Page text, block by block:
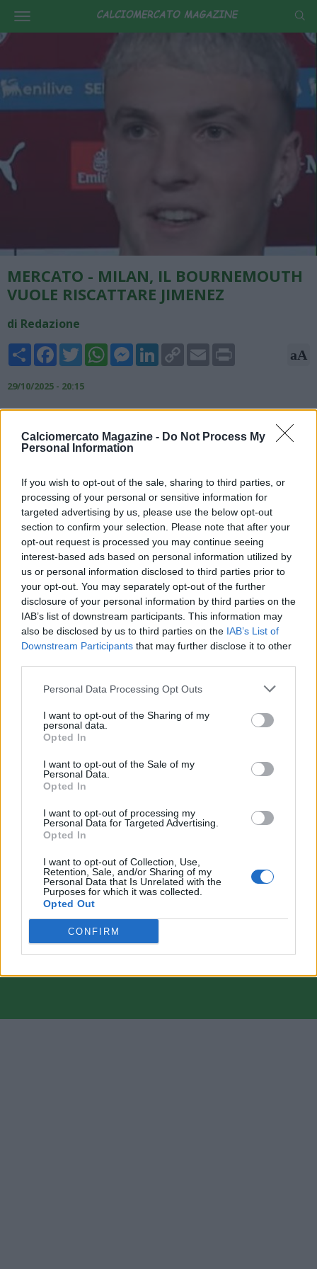
Calciomercato Magazine - Do Not Process My
Personal Information
If you wish to opt-out of the sale, sharing to third parties, or
processing of your personal or sensitive information for
targeted advertising by us, please use the below opt-out
section to confirm your selection. Please note that after your
opt-out request is processed you may continue seeing
interest-based ads based on personal information utilized by
us or personal information disclosed to third parties prior to
your opt-out. You may separately opt-out of the further
disclosure of your personal information by third parties on the
IAB’s list of downstream participants. This information may
also be disclosed by us to third parties on the IAB’s List of
Downstream Participants that may further disclose it to other
Personal Data Processing Opt Outs
I want to opt-out of the Sharing of my
personal data.
Opted In
I want to opt-out of the Sale of my
Personal Data.
Opted In
I want to opt-out of processing my
Personal Data for Targeted Advertising.
Opted In
I want to opt-out of Collection, Use,
Retention, Sale, and/or Sharing of my
Personal Data that Is Unrelated with the
Purposes for which it was collected.
Opted Out
CONFIRM
MERCATO - MILAN, IL BOURNEMOUTH
VUOLE RISCATTARE JIMENEZ
di Redazione
Share FacebookTwitterWhatsAppMessengerLinkedInCopy
Link
Email aA
29/10/2025 - 20:15
Dopo un periodo di ambientamento, le prestazioni di Alex
Jimenez al Bournemouth iniziano a convincere e dall'Inghilterra
pensano al riscatto. L'esterno spagnolo era arrivato la scorsa
può diventare obbligo al verificarsi di determinate condizioni.
Le cifre del riscatto sono fissate a 20 milioni + 5 di bonus. Il
Bournemouth ha intenzione di scommettere su Jimenez, che
inizia a entrare nei radar anche della nazionale maggiore
spagnola.
Il materiale (testo, foto e video) consultabile in questo portale è di nostra proprietà.
Alcune foto (screenshot) ed articoli presenti su "Calciomercato Magazine" sono in parte
giunti da internet, in quanto arrivati alla nostra attenzione attraverso regolari
comunicati stampa con immagini e testi allegati ed autorizzati alla pubblicazione, e
quindi valutati di pubblico dominio. Se i soggetti o gli autori avessero qualcosa in
contrario alla pubblicazione, non avranno che da segnalarlo alla redazione (indirizzo
email:redazione@napolimagazine.com), che provvederà prontamente alla rimozione.
"Calciomercato Magazine" non è una testata giornalistica, ma un sito di informazione di
proprietà di Napoli Magazine.